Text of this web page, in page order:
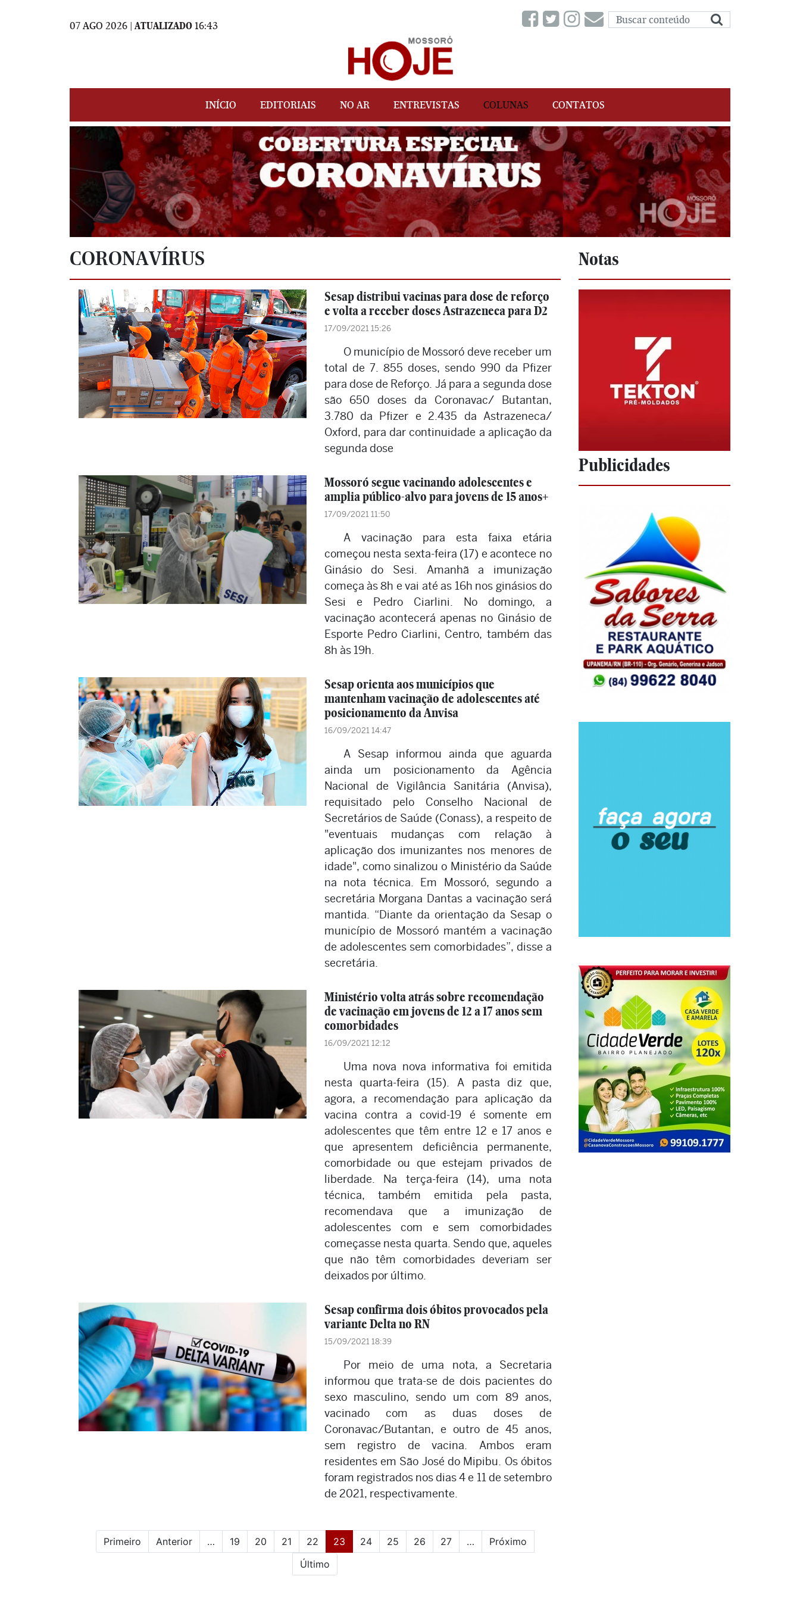
07 AGO 2026 | ATUALIZADO 16:43
INÍCIO EDITORIAIS NO AR ENTREVISTAS COLUNAS CONTATOS
CORONAVÍRUS
Sesap distribui vacinas para dose de reforço
e volta a receber doses Astrazeneca para D2
17/09/2021 15:26
O município de Mossoró deve receber um
total de 7. 855 doses, sendo 990 da Pfizer
para dose de Reforço. Já para a segunda dose
são 650 doses da Coronavac/ Butantan,
3.780 da Pfizer e 2.435 da Astrazeneca/
Oxford, para dar continuidade a aplicação da
segunda dose
Mossoró segue vacinando adolescentes e
amplia público-alvo para jovens de 15 anos+
17/09/2021 11:50
A vacinação para esta faixa etária
começou nesta sexta-feira (17) e acontece no
Ginásio do Sesi. Amanhã a imunização
começa às 8h e vai até as 16h nos ginásios do
Sesi e Pedro Ciarlini. No domingo, a
vacinação acontecerá apenas no Ginásio de
Esporte Pedro Ciarlini, Centro, também das
8h às 19h.
Sesap orienta aos municípios que
mantenham vacinação de adolescentes até
posicionamento da Anvisa
16/09/2021 14:47
A Sesap informou ainda que aguarda
ainda um posicionamento da Agência
Nacional de Vigilância Sanitária (Anvisa),
requisitado pelo Conselho Nacional de
Secretários de Saúde (Conass), a respeito de
"eventuais mudanças com relação à
aplicação dos imunizantes nos menores de
idade", como sinalizou o Ministério da Saúde
na nota técnica. Em Mossoró, segundo a
secretária Morgana Dantas a vacinação será
mantida. “Diante da orientação da Sesap o
município de Mossoró mantém a vacinação
de adolescentes sem comorbidades”, disse a
secretária.
Ministério volta atrás sobre recomendação
de vacinação em jovens de 12 a 17 anos sem
comorbidades
16/09/2021 12:12
Uma nova nova informativa foi emitida
nesta quarta-feira (15). A pasta diz que,
agora, a recomendação para aplicação da
vacina contra a covid-19 é somente em
adolescentes que têm entre 12 e 17 anos e
que apresentem deficiência permanente,
comorbidade ou que estejam privados de
liberdade. Na terça-feira (14), uma nota
técnica, também emitida pela pasta,
recomendava que a imunização de
adolescentes com e sem comorbidades
começasse nesta quarta. Sendo que, aqueles
que não têm comorbidades deveriam ser
deixados por último.
Sesap confirma dois óbitos provocados pela
variante Delta no RN
15/09/2021 18:39
Por meio de uma nota, a Secretaria
informou que trata-se de dois pacientes do
sexo masculino, sendo um com 89 anos,
vacinado com as duas doses de
Coronavac/Butantan, e outro de 45 anos,
sem registro de vacina. Ambos eram
residentes em São José do Mipibu. Os óbitos
foram registrados nos dias 4 e 11 de setembro
de 2021, respectivamente.
Primeiro Anterior … 19 20 21 22 23 (current)
24 25 26 27 …
Próximo
Último
Notas
Publicidades